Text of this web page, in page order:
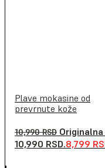
Plave mokasine od
prevrnute kože
10,990RSD
10,990 RSD.8,799